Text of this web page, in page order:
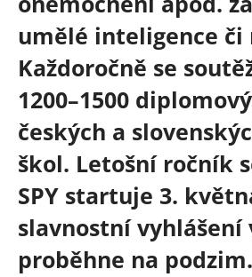
umělé inteligence či
Každoročně se
1200–1500
českých a
škol. Letošní ročník
SPY startuje 3.
slavnostní vyhlášení
proběhne na podzim.